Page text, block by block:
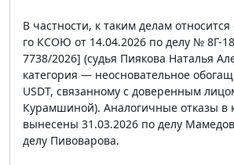
В частности, к таким делам
го КСОЮ от 14.04.2026 по делу № 8Г-
7738/2026] (судья Пиякова Наталья
категория — неосновательное
USDT, связанному с доверенным
Курамшиной). Аналогичные отказы в
вынесены 31.03.2026 по делу
делу Пивоварова.